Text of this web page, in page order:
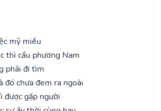
mỹ miều
thì cầu phương Nam
phải đi tìm
đó chưa đem ra ngoài
được gặp người